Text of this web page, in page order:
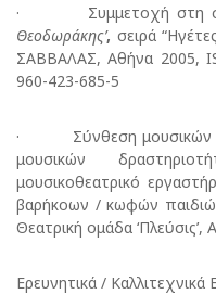
· Συμμετοχή στη
Θεοδωράκης’, σειρά
ΣABBAΛAΣ, Αθήνα 2005,
960-423-685-5
· Σύνθεση μουσικών
μουσικών
μουσικοθεατρικό
βαρήκοων / κωφών
Θεατρική ομάδα
Ερευνητικά /